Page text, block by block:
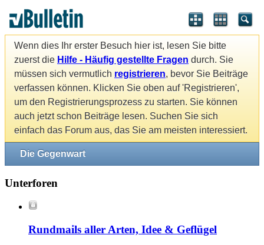
Wenn dies Ihr erster Besuch hier ist, lesen Sie bitte
zuerst die Hilfe - Häufig gestellte Fragen durch. Sie
müssen sich vermutlich registrieren, bevor Sie Beiträge
verfassen können. Klicken Sie oben auf 'Registrieren',
um den Registrierungsprozess zu starten. Sie können
auch jetzt schon Beiträge lesen. Suchen Sie sich
einfach das Forum aus, das Sie am meisten interessiert.
Die Gegenwart
Unterforen
Rundmails aller Arten, Idee & Geflügel